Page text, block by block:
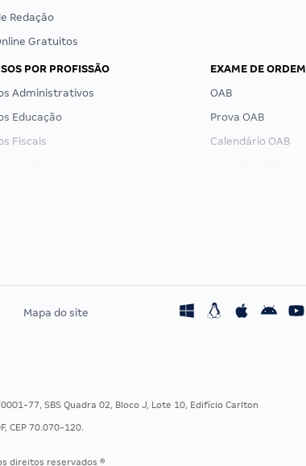
Redação
Gratuitos
POR PROFISSÃO
Administrativos
Educação
Fiscais
Multiprofissional
EXAME DE ORDEM
OAB
Prova OAB
Calendário OAB
Mapa do site
77, SBS Quadra 02, Bloco J, Lote 10, Edifício Carlton
CEP 70.070-120.
direitos reservados ®